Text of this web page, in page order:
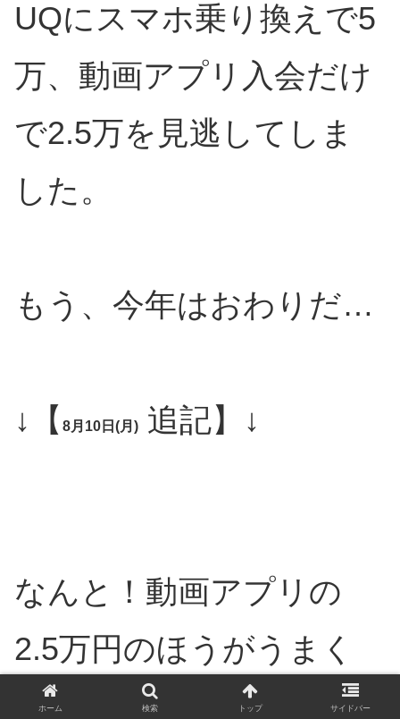
UQにスマホ乗り換えで5
万、動画アプリ入会だけ
で2.5万を見逃してしま
した。
もう、今年はおわりだ…
↓【 8月10日(月) 追記】↓
なんと！動画アプリの
2.5万円のほうがうまく
やれば、まだチャンスあ
ホーム 検索 トップ サイドバー